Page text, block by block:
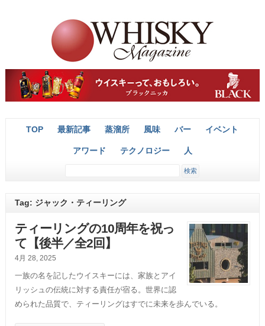
TOP 最新記事 蒸溜所 風味 バー イベント
アワード テクノロジー 人
Tag: ジャック・ティーリング
ティーリングの10周年を祝っ
て【後半／全2回】
4月 28, 2025
一族の名を記したウイスキーには、家族とアイ
リッシュの伝統に対する責任が宿る。世界に認
められた品質で、ティーリングはすでに未来を歩んでいる。